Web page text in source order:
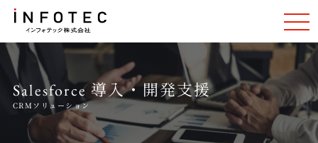
Salesforce 導入・開発支援
CRMソリューション